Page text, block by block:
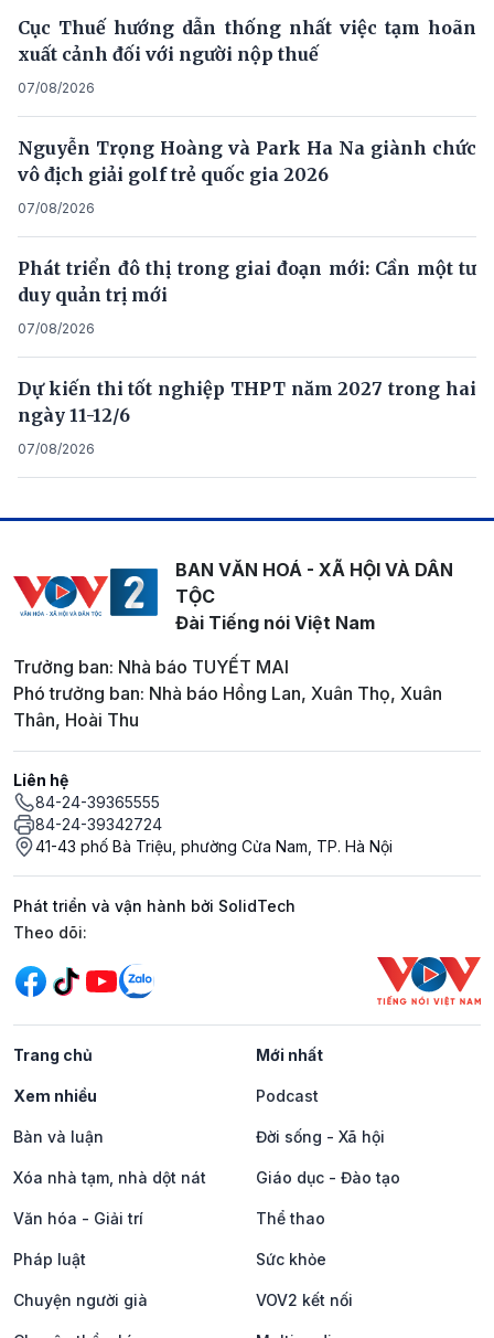
Cục Thuế hướng dẫn thống nhất việc tạm hoãn
xuất cảnh đối với người nộp thuế
07/08/2026
Nguyễn Trọng Hoàng và Park Ha Na giành chức
vô địch giải golf trẻ quốc gia 2026
07/08/2026
Phát triển đô thị trong giai đoạn mới: Cần một tư
duy quản trị mới
07/08/2026
Dự kiến thi tốt nghiệp THPT năm 2027 trong hai
ngày 11-12/6
07/08/2026
BAN VĂN HOÁ - XÃ HỘI VÀ DÂN
TỘC
Đài Tiếng nói Việt Nam
Trưởng ban: Nhà báo TUYẾT MAI
Phó trưởng ban: Nhà báo Hồng Lan, Xuân Thọ, Xuân
Thân, Hoài Thu
Liên hệ
84-24-39365555
84-24-39342724
41-43 phố Bà Triệu, phường Cửa Nam, TP. Hà Nội
Phát triển và vận hành bởi SolidTech
Mạng xã hội
Theo dõi:
Trang chủ Mới nhất
Xem nhiều Podcast
Bàn và luận Đời sống - Xã hội
Xóa nhà tạm, nhà dột nát Giáo dục - Đào tạo
Văn hóa - Giải trí Thể thao
Pháp luật Sức khỏe
Chuyện người già VOV2 kết nối